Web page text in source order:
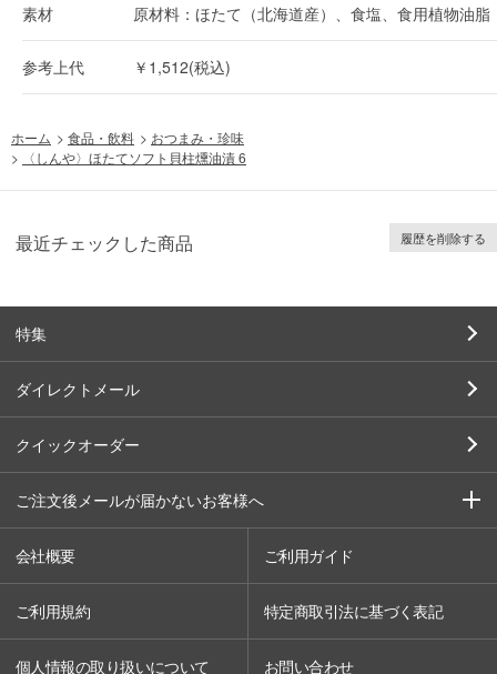
素材 原材料：ほたて（北海道産）、食塩、食用植物油脂
参考上代 ￥1,512(税込)
ホーム > 食品・飲料 > おつまみ・珍味
>
〈しんや〉ほたてソフト貝柱燻油漬 6
最近チェックした商品 履歴を削除する
特集
ダイレクトメール
クイックオーダー
ご注文後メールが届かないお客様へ
会社概要 ご利用ガイド
ご利用規約 特定商取引法に基づく表記
個人情報の取り扱いについて お問い合わせ